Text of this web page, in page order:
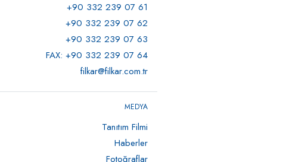
+90 332 239 07 61
+90 332 239 07 62
+90 332 239 07 63
FAX: +90 332 239 07 64
filkar@filkar.com.tr
MEDYA
Tanıtım Filmi
Haberler
Fotoğraflar